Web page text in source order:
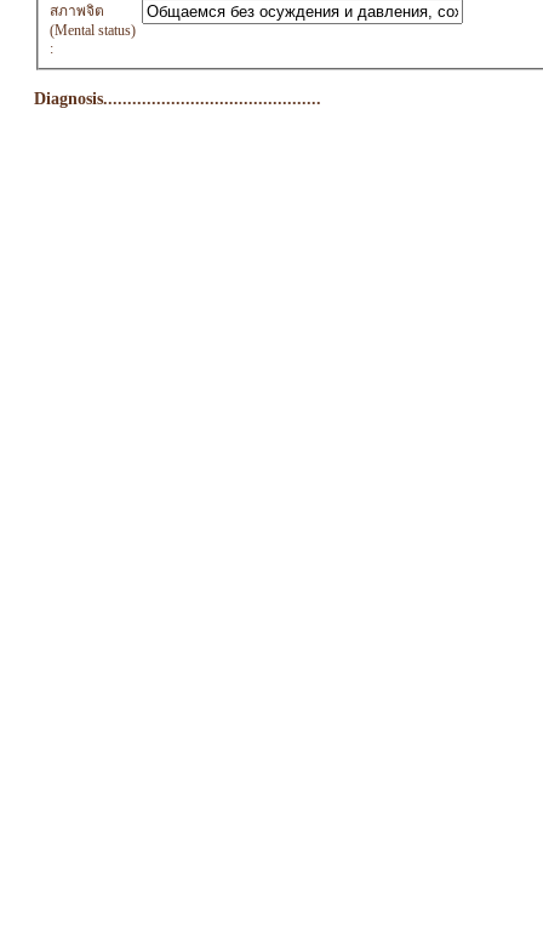
สภาพจิต
(Mental status)
:
Diagnosis.............................................